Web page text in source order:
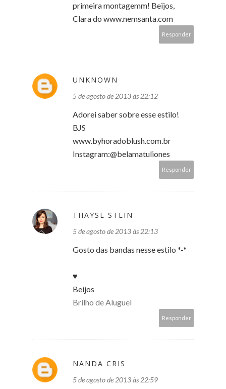
primeira montagemm! Beijos,
Clara do www.nemsanta.com
Responder
UNKNOWN
5 de agosto de 2013 às 22:12
Adorei saber sobre esse estilo!
BJS
www.byhoradoblush.com.br
Instagram:@belamatuliones
Responder
THAYSE STEIN
5 de agosto de 2013 às 22:13
Gosto das bandas nesse estilo *-*
♥
Beijos
Brilho de Aluguel
Responder
NANDA CRIS
5 de agosto de 2013 às 22:59